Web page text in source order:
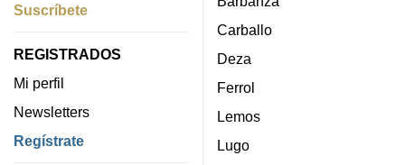
Suscríbete
REGISTRADOS
Mi perfil
Newsletters
Regístrate
Carballo
Deza
Ferrol
Lemos
Lugo